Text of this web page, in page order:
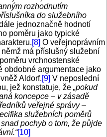
rozhodnutím
do služebního
jednoznačně hodnotí
poměru jako typické
[8] O veřejnoprávním
má příslušný služební
vrchnostenské
obdobné argumentace jako
Aldorf.[9] V neposlední
jež konstatuje, že „pokud
koncepce – v zásadě
veřejné správy –
služebních poměrů
pochyb o tom, že půjde
[10]